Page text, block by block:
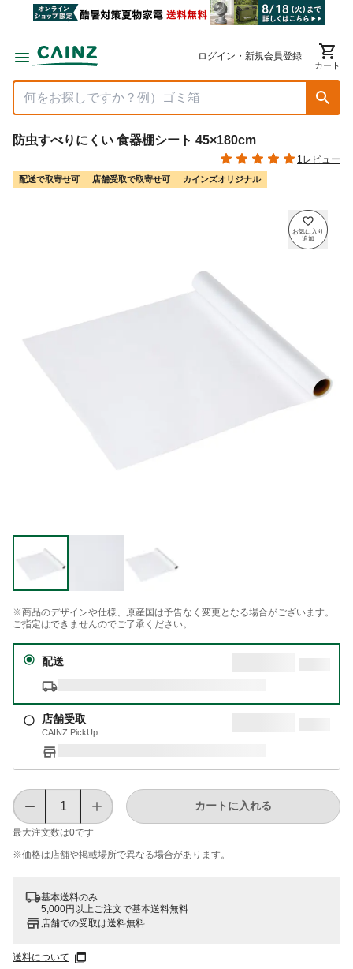
ログイン・新規会員登録
カート
防虫すべりにくい 食器棚シート 45×180cm
1レビュー
配送で取寄せ可 店舗受取で取寄せ可 カインズオリジナル
※商品のデザインや仕様、原産国は予告なく変更となる場合がございます。
ご指定はできませんのでご了承ください。
配送
店舗受取
CAINZ PickUp
最大注文数は0です
カートに入れる
※価格は​店舗や​掲載場所で​異なる​場合が​あります。
基本送料のみ
5,000円以上ご注文で基本送料無料
店舗での受取は送料無料
送料について